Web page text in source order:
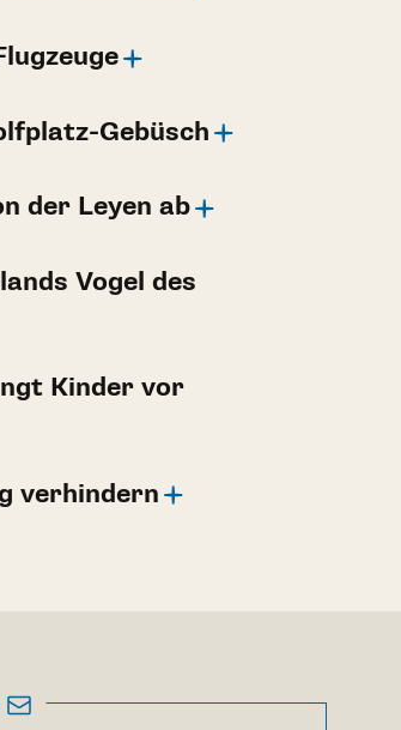
Gebüsch
der Leyen ab
Vogel des
Kinder vor
verhindern